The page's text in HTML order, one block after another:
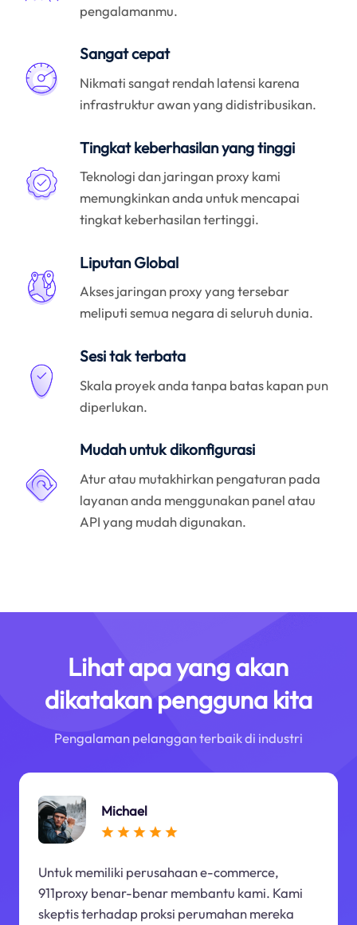
pengalamanmu.
Sangat cepat
Nikmati sangat rendah latensi karena
infrastruktur awan yang didistribusikan.
Tingkat keberhasilan yang tinggi
Teknologi dan jaringan proxy kami
memungkinkan anda untuk mencapai
tingkat keberhasilan tertinggi.
Liputan Global
Akses jaringan proxy yang tersebar
meliputi semua negara di seluruh dunia.
Sesi tak terbata
Skala proyek anda tanpa batas kapan pun
diperlukan.
Mudah untuk dikonfigurasi
Atur atau mutakhirkan pengaturan pada
layanan anda menggunakan panel atau
API yang mudah digunakan.
Lihat apa yang akan
dikatakan pengguna kita
Pengalaman pelanggan terbaik di industri
Michael
Untuk memiliki perusahaan e-commerce,
911proxy benar-benar membantu kami. Kami
skeptis terhadap proksi perumahan mereka